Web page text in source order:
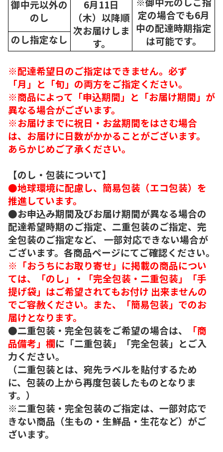
定の場合でも6月
中の配達時期指定
は可能です。
御中元以外の
のし
6月11日
（木）以降順
次お届けしま
す。
のし指定なし
※配達希望日のご指定はできません。必ず
「月」と「旬」の両方をご指定ください。
※商品によって「申込期間」と「お届け期間」が
異なる場合がございます。
※お届けまでに祝日・お盆期間をはさむ場合
は、お届けに日数がかかることがございます。
あらかじめご了承ください。
【のし・包装について】
●地球環境に配慮し、簡易包装（エコ包装）を
推進しています。
●お申込み期間及びお届け期間が異なる場合の
配達希望時期のご指定、二重包装のご指定、完
全包装のご指定など、 一部対応できない場合が
ございます。各商品ページにてご確認ください。
※「おうちにお取り寄せ」に掲載の商品につい
ては、「のし」・「完全包装・二重包装」「手
提げ袋」はご希望されてもお付け 出来ませんの
でご容赦ください。また、「簡易包装」でのお
届けとなります。
●二重包装・完全包装をご希望の場合は、
「商
品備考」欄に「二重包装」「完全包装」とご入
力ください。
（二重包装とは、宛先ラベルを貼付するため
に、包装の上から再度包装したものとなりま
す。）
※二重包装・完全包装のご指定は、一部対応で
きない商品（生もの・生鮮品・生花など）がご
ざいます。